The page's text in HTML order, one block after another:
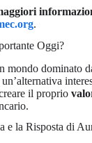
.
Oggi?
mondo dominato
un’alternativa
il proprio
e la Risposta di